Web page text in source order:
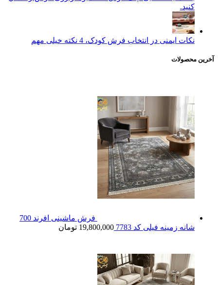
کنید.
نکات ایمنی در انتخاب فرش کودک، 4 نکته خیلی مهم
آخرین محصولات
فرش ماشینی افرند 700
شانه زمینه فیلی کد 7783
19,800,000 تومان